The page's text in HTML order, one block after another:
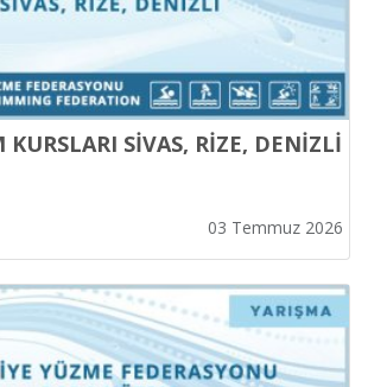
KURSLARI SİVAS, RİZE, DENİZLİ
03 Temmuz 2026